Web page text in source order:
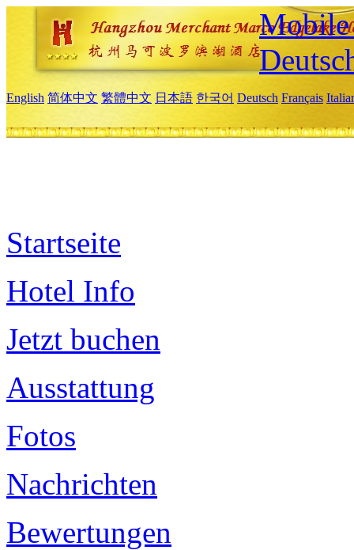
Mobile
English 简体中文 繁體中文 日本語 한국어 Deutsch Français
Startseite
Hotel Info
Jetzt buchen
Ausstattung
Fotos
Nachrichten
Bewertungen